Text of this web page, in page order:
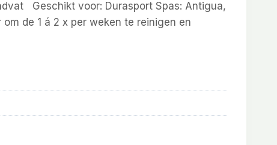
Geschikt voor: Durasport Spas: Antigua,
de 1 á 2 x per weken te reinigen en